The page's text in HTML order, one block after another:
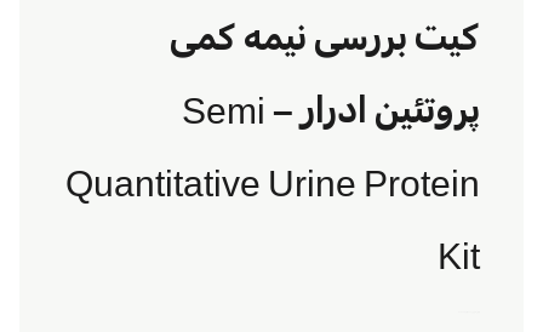
کیت بررسی نیمه‌ کمی
پروتئین ادرار – Semi
Quantitative Urine Protein
Kit